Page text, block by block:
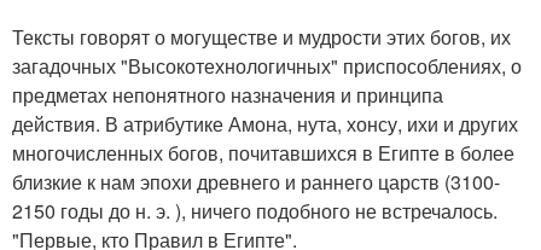
Тексты говорят о могуществе и мудрости этих богов, их
загадочных "Высокотехнологичных" приспособлениях, о
предметах непонятного назначения и принципа
действия. В атрибутике Амона, нута, хонсу, ихи и других
многочисленных богов, почитавшихся в Египте в более
близкие к нам эпохи древнего и раннего царств (3100-
2150 годы до н. э. ), ничего подобного не встречалось.
"Первые, кто Правил в Египте".